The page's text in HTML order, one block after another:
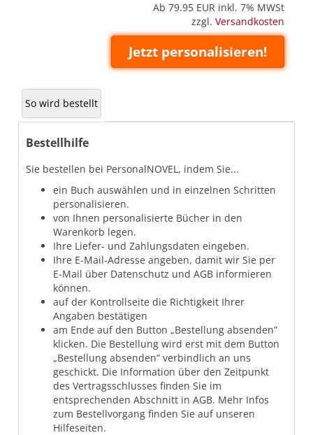
Ab 79.95 EUR inkl. 7% MWSt
zzgl. Versandkosten
Jetzt personalisieren!
So wird bestellt
Bestellhilfe
Sie bestellen bei PersonalNOVEL, indem Sie...
ein Buch auswählen und in einzelnen Schritten
personalisieren.
von Ihnen personalisierte Bücher in den
Warenkorb legen.
Ihre Liefer- und Zahlungsdaten eingeben.
Ihre E-Mail-Adresse angeben, damit wir Sie per
E-Mail über Datenschutz und AGB informieren
können.
auf der Kontrollseite die Richtigkeit Ihrer
Angaben bestätigen
am Ende auf den Button „Bestellung absenden”
klicken. Die Bestellung wird erst mit dem Button
„Bestellung absenden” verbindlich an uns
geschickt. Die Information über den Zeitpunkt
des Vertragsschlusses finden Sie im
entsprechenden Abschnitt in AGB. Mehr Infos
zum Bestellvorgang finden Sie auf unseren
Hilfeseiten.